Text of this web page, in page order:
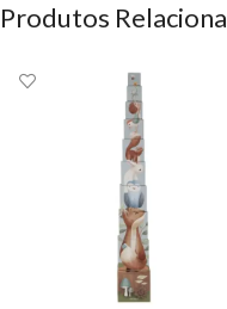
Produtos